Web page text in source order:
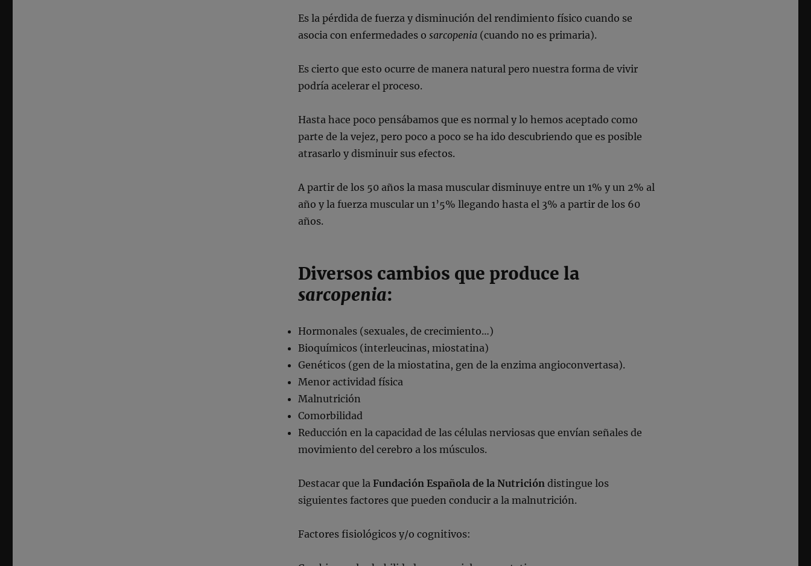
Es la pérdida de fuerza y disminución del rendimiento físico cuando se
asocia con enfermedades osarcopenia (cuando no es primaria).
Es cierto que esto ocurre de manera natural pero nuestra forma de vivir
podría acelerar el proceso.
Hasta hace poco pensábamos que es normal y lo hemos aceptado como
parte de la vejez, pero poco a poco se ha ido descubriendo que es posible
atrasarlo y disminuir sus efectos.
A partir de los 50 años la masa muscular disminuye entre un 1% y un 2% al
año y la fuerza muscular un 1’5% llegando hasta el 3% a partir de los 60
años.
Diversos cambios que produce la
sarcopenia:
Hormonales (sexuales, de crecimiento…)
Bioquímicos (interleucinas, miostatina)
Genéticos (gen de la miostatina, gen de la enzima angioconvertasa).
Menor actividad física
Malnutrición
Comorbilidad
Reducción en la capacidad de las células nerviosas que envían señales de
movimiento del cerebro a los músculos.
Destacar que laFundación Española de la Nutrición distingue los
siguientes factores que pueden conducir a la malnutrición.
Factores fisiológicos y/o cognitivos: